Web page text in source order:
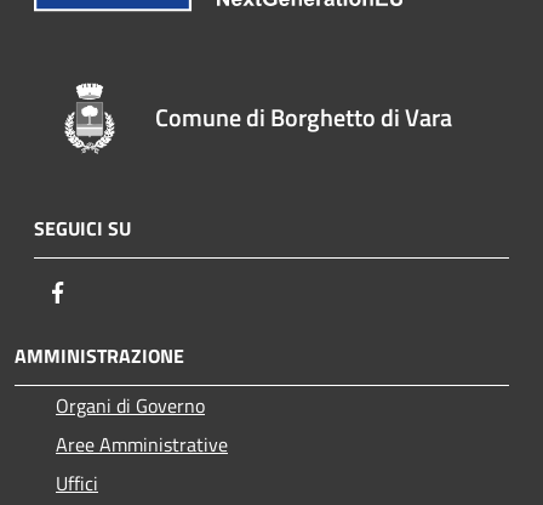
Comune di Borghetto di Vara
SEGUICI SU
AMMINISTRAZIONE
Organi di Governo
Aree Amministrative
Uffici